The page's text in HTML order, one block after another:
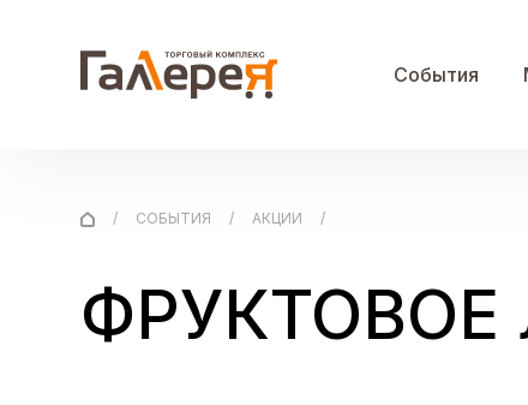
События
События
Магазины
Схема ТК
/ СОБЫТИЯ / АКЦИИ /
ФРУКТОВОЕ